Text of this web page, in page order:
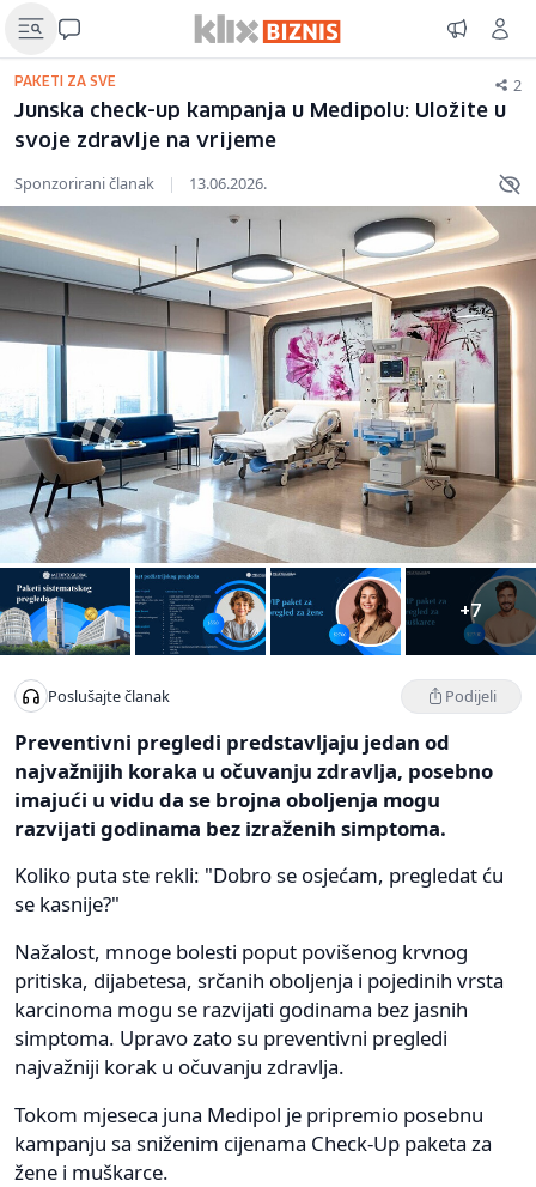
PAKETI ZA SVE 2
Junska check-up kampanja u Medipolu: Uložite u
svoje zdravlje na vrijeme
Sponzorirani članak | 13.06.2026.
+7
Poslušajte članak Podijeli
Preventivni pregledi predstavljaju jedan od
najvažnijih koraka u očuvanju zdravlja, posebno
imajući u vidu da se brojna oboljenja mogu
razvijati godinama bez izraženih simptoma.
Koliko puta ste rekli: "Dobro se osjećam, pregledat ću
se kasnije?"
Nažalost, mnoge bolesti poput povišenog krvnog
pritiska, dijabetesa, srčanih oboljenja i pojedinih vrsta
karcinoma mogu se razvijati godinama bez jasnih
simptoma. Upravo zato su preventivni pregledi
najvažniji korak u očuvanju zdravlja.
Tokom mjeseca juna Medipol je pripremio posebnu
kampanju sa sniženim cijenama Check-Up paketa za
žene i muškarce.